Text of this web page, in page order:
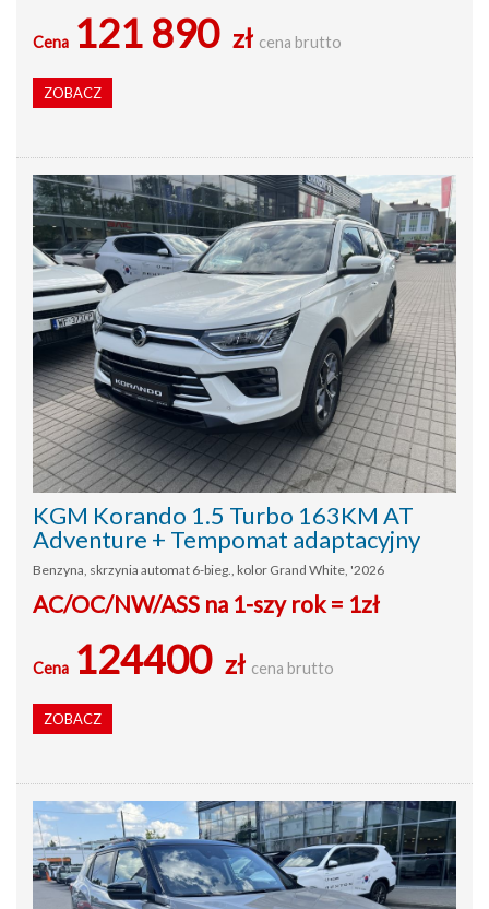
Cena 121 890 zł cena brutto
ZOBACZ
KGM Korando 1.5 Turbo 163KM AT
Adventure + Tempomat adaptacyjny
Benzyna, skrzynia automat 6-bieg., kolor Grand White, '2026
AC/OC/NW/ASS na 1-szy rok = 1zł
Cena 124400 zł cena brutto
ZOBACZ